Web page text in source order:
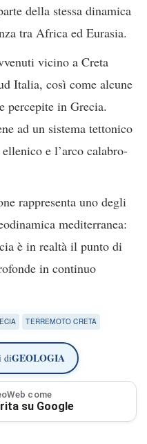
della stessa dinamica
tra Africa ed Eurasia.
vicino a Creta
Italia, così come alcune
percepite in Grecia.
ad un sistema tettonico
e l’arco calabro-
rappresenta uno degli
mediterranea:
è in realtà il punto di
in continuo
TERREMOTO CRETA
diGEOLOGIA
come
su Google